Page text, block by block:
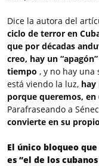
Dice la autora del
ciclo de terror en
que por décadas
creo, hay un
tiempo , y no hay
está viendo la luz, hay
porque queremos, en
Parafraseando a
convierte en su
El único bloqueo
es “el de los